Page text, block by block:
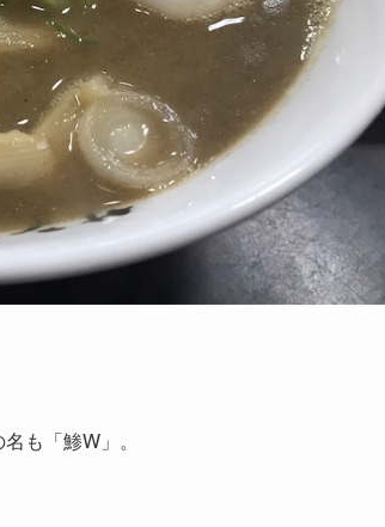
も「鯵W」。